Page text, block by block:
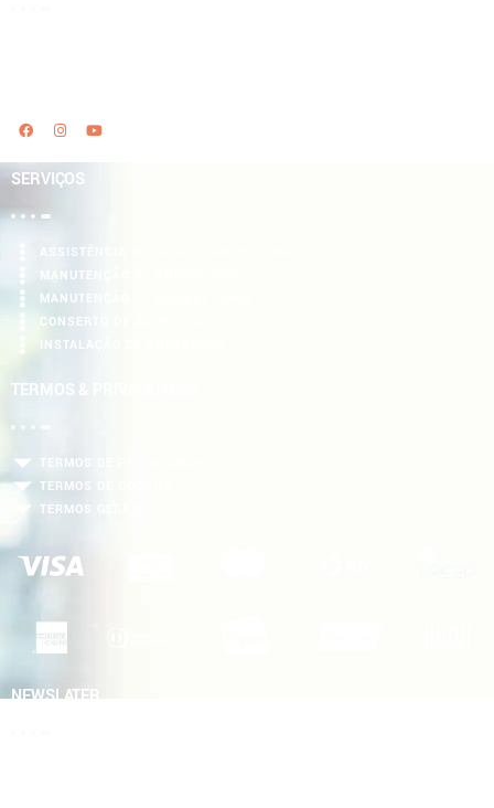
SERVIÇOS
ASSISTÊNCIA TÉCNICA DE AQUECEDOR
MANUTENÇÃO DE AQUECEDORES
MANUTENÇÃO DE BOMBAS ROWA
CONSERTO DE AQUECEDORES
INSTALAÇÃO DE AQUECEDOR
TERMOS & PRIVACIDADES
TERMOS DE PRIVACIDADES
TERMOS DE COOKIES
TERMOS GERAIS
NEWSLATER